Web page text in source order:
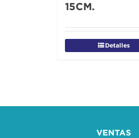
15CM.
Detalles
VENTAS